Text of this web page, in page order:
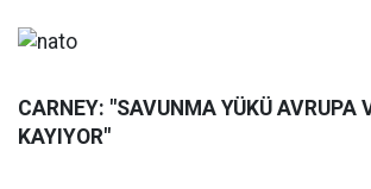
CARNEY: "SAVUNMA YÜKÜ AVRUPA
KAYIYOR"